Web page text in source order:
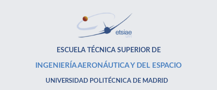
ESCUELA TÉCNICA SUPERIOR DE
INGENIERÍA AERONÁUTICA Y DEL ESPACIO
UNIVERSIDAD POLITÉCNICA DE MADRID